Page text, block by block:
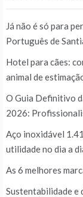
Já não é só para
Português de
Hotel para cães:
animal de
O Guia Definitivo
2026:
Aço inoxidável
utilidade no dia a
As 6 melhores
Sustentabilidade e